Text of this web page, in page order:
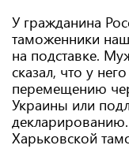
У гражданина
таможенники
на подставке.
сказал, что у
перемещению
Украины или
Харьковской